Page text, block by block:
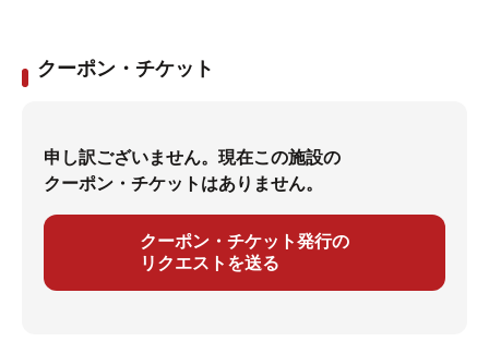
クーポン・チケット
申し訳ございません。現在この施設の
クーポン・チケットはありません。
クーポン・チケット発行の
リクエストを送る